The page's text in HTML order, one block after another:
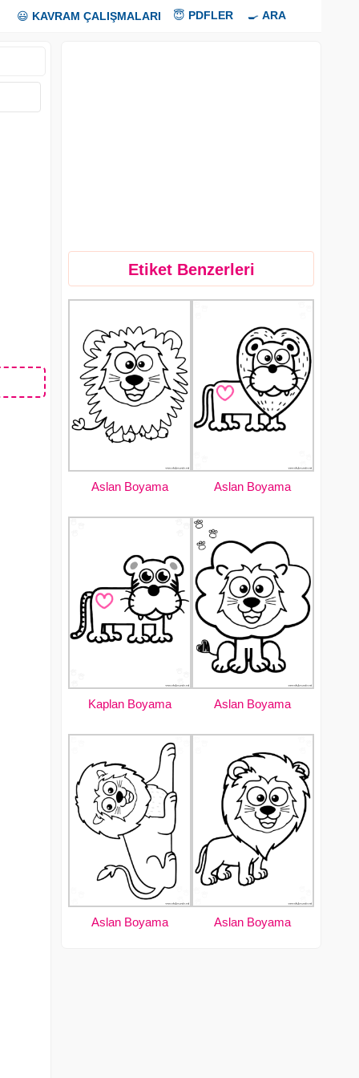
😃 KAVRAM ÇALIŞMALARI 😇 PDFLER 🍳 ARA
Etiket Benzerleri
Aslan Boyama Aslan Boyama
Kaplan Boyama Aslan Boyama
Aslan Boyama Aslan Boyama